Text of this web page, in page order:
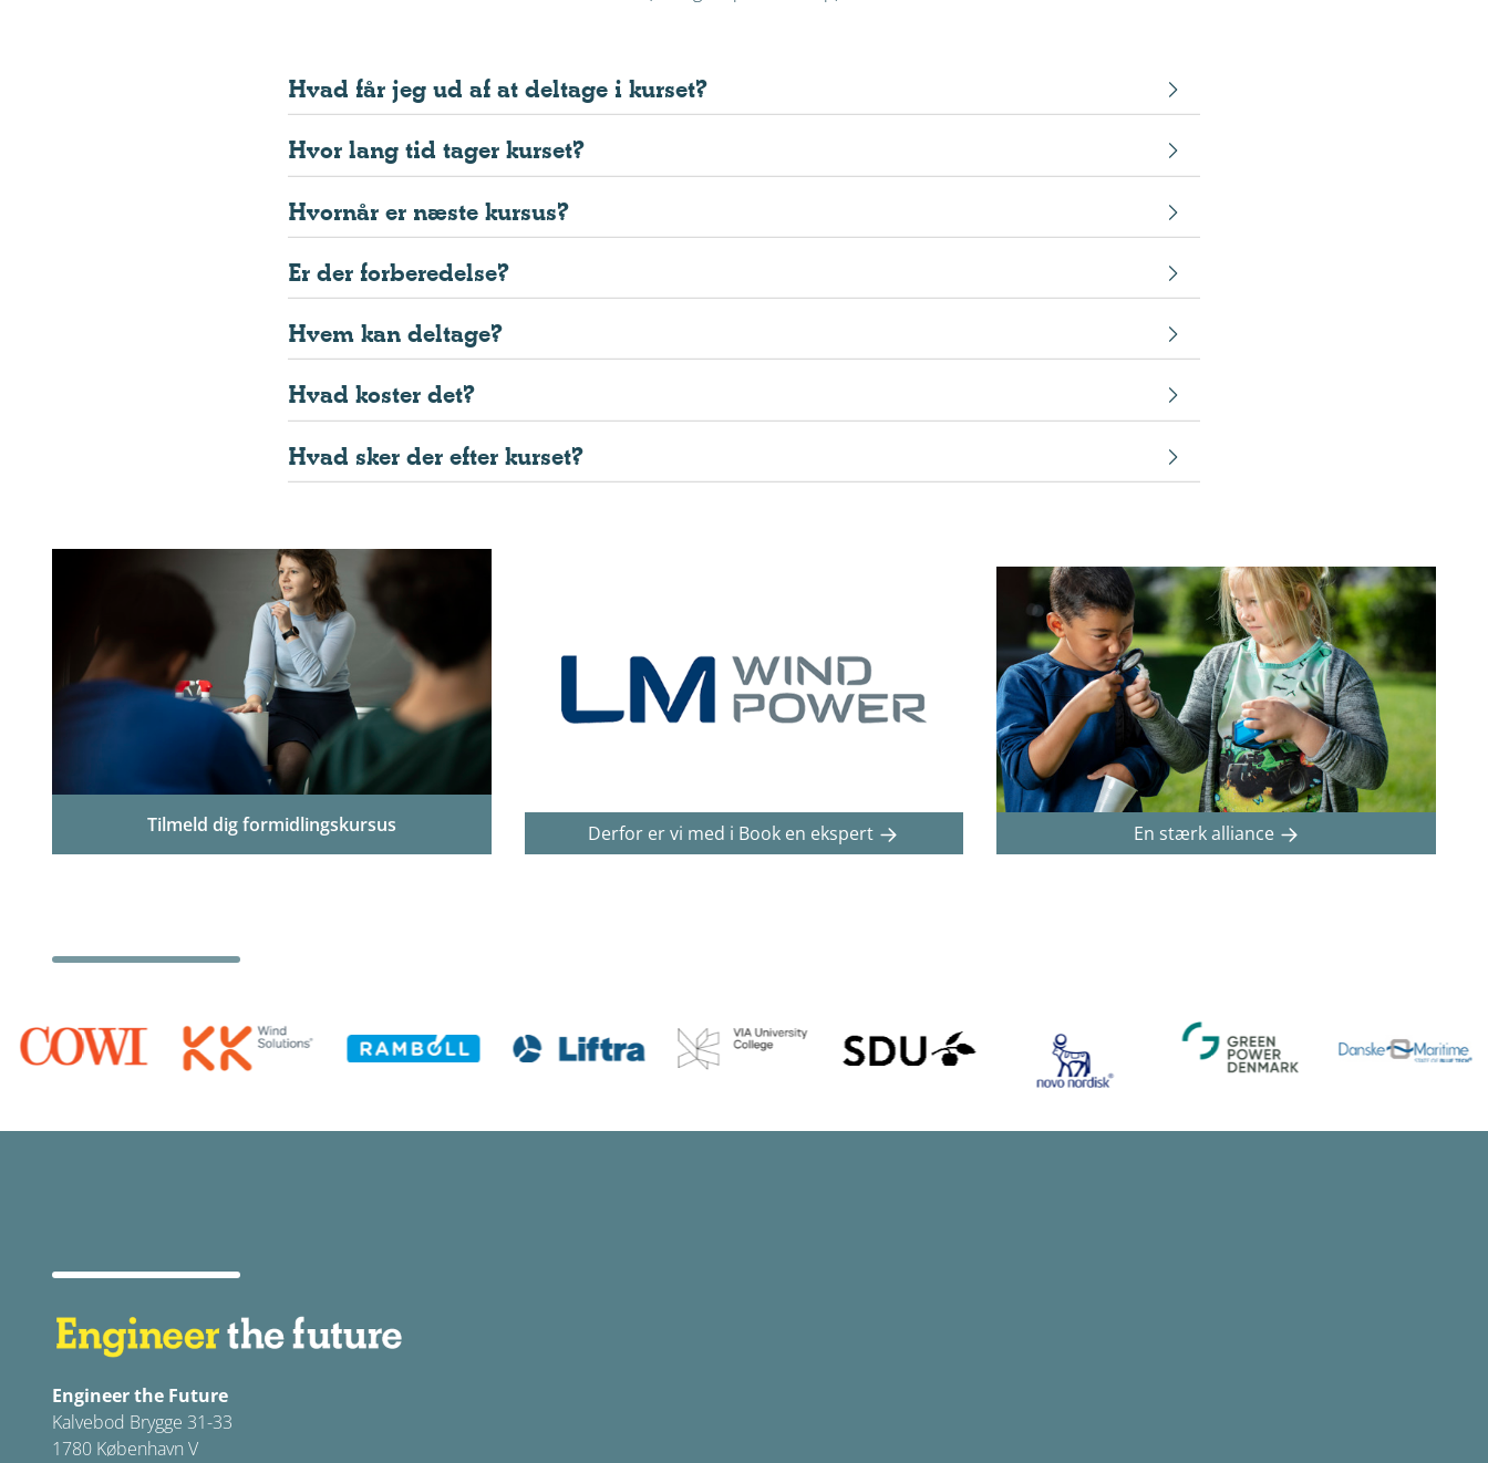
Hvad får jeg ud af at deltage i kurset?
Hvor lang tid tager kurset?
Hvornår er næste kursus?
Er der forberedelse?
Hvem kan deltage?
Hvad koster det?
Hvad sker der efter kurset?
Tilmeld dig formidlingskursus Derfor er vi med i Book en ekspert En stærk alliance
Engineer the Future
Kalvebod Brygge 31-33
1780 København V